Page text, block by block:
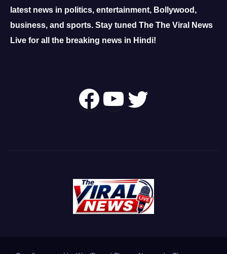
latest news in politics, entertainment, Bollywood,
business, and sports. Stay tuned The The Viral News
Live for all the breaking news in Hindi!
Follow Us OnYouTube
Twitter